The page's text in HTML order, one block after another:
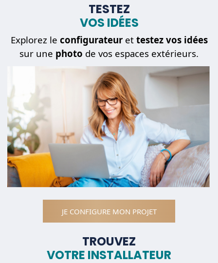
TESTEZ
VOS IDÉES
Explorez le configurateuret testez vos idées
sur une photo de vos espaces extérieurs.
JE CONFIGURE MON PROJET
TROUVEZ
VOTRE INSTALLATEUR